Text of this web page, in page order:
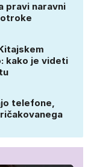
pravi naravni
kako je videti
telefone,